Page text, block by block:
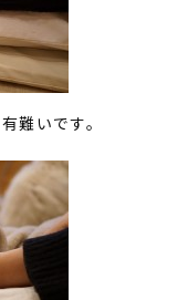
難いです。